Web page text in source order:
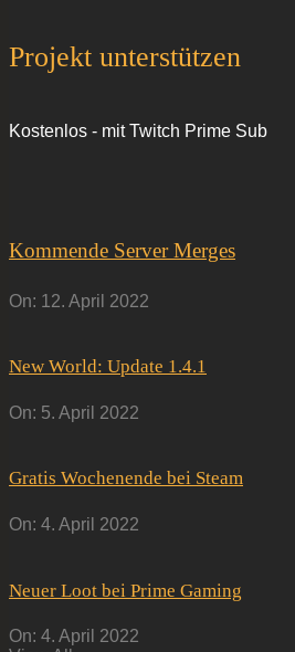
Projekt unterstützen
Kostenlos - mit Twitch Prime Sub
Kommende Server Merges
On: 12. April 2022
New World: Update 1.4.1
On: 5. April 2022
Gratis Wochenende bei Steam
On: 4. April 2022
Neuer Loot bei Prime Gaming
On: 4. April 2022